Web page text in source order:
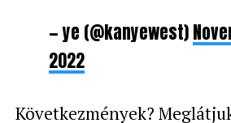
— ye (@kanyewest)
2022
Következmények?